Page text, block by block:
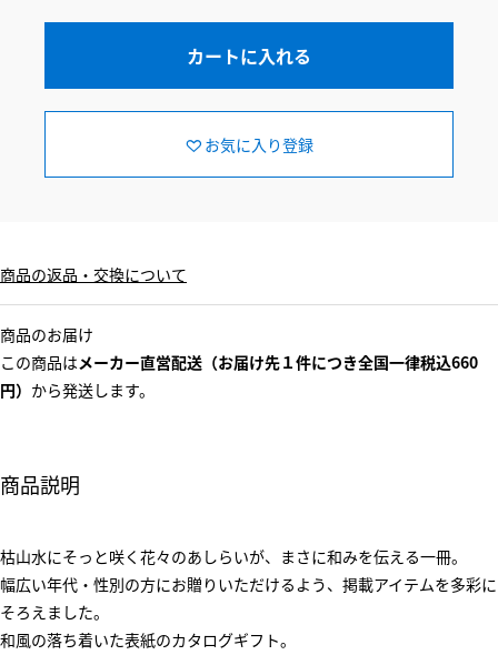
カートに入れる
お気に入り登録
商品の返品・交換について
商品のお届け
この商品はメーカー直営配送（お届け先１件につき全国一律税込660
円） から発送します。
商品説明
枯山水にそっと咲く花々のあしらいが、まさに和みを伝える一冊。
幅広い年代・性別の方にお贈りいただけるよう、掲載アイテムを多彩に
そろえました。
和風の落ち着いた表紙のカタログギフト。